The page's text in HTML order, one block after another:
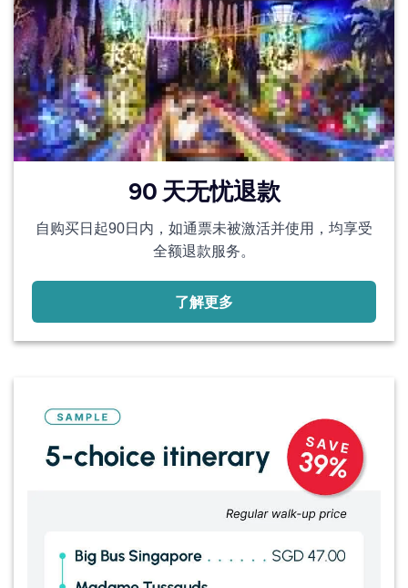
90 天无忧退款
自购买日起90日内，如通票未被激活并使用，均享受
全额退款服务。
了解更多